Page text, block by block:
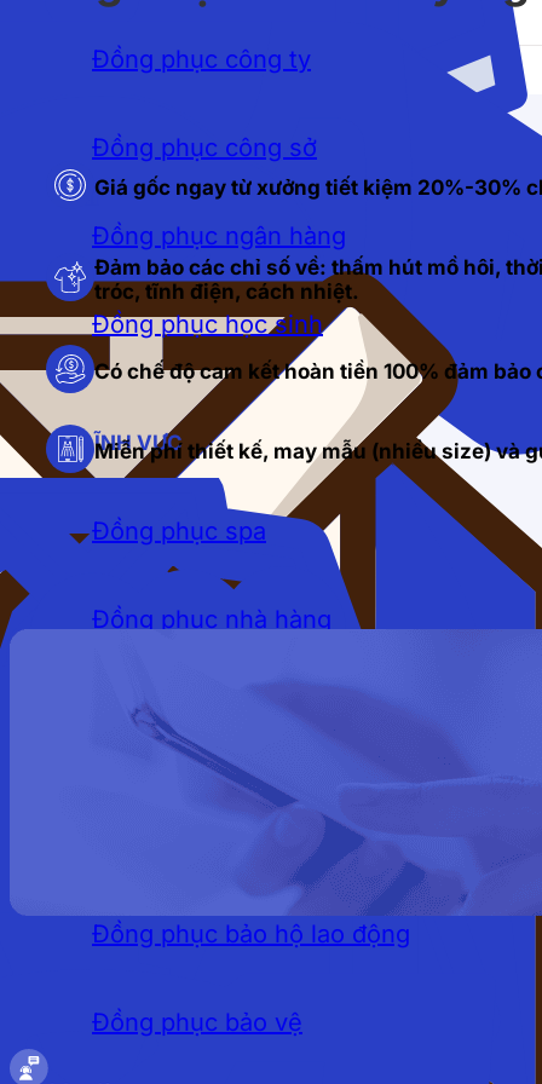
Đồng phục công ty
Đồng phục công sở
Đồng phục ngân hàng
Đồng phục học sinh
LĨNH VỰC
Đồng phục spa
Đồng phục nhà hàng
Đồng phục khách sạn
Đồng phục quán cafe
Đồng phục bảo hộ lao động
Đồng phục bảo vệ
Giá gốc ngay từ xưởng tiết kiệm 20%-30%
Đảm bảo các chỉ số về: thấm hút mồ hôi,
tróc, tĩnh điện, cách nhiệt.
Có chế độ cam kết hoàn tiền 100% đảm
Miễn phí thiết kế, may mẫu (nhiều size) và